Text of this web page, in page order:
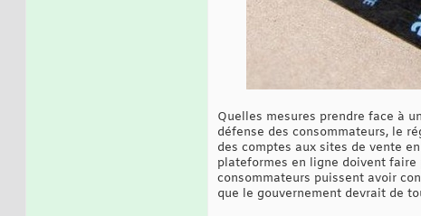
Quelles mesures prendre face à
défense des consommateurs, le
des comptes aux sites de vente
plateformes en ligne doivent
consommateurs puissent avoir
que le gouvernement devrait de